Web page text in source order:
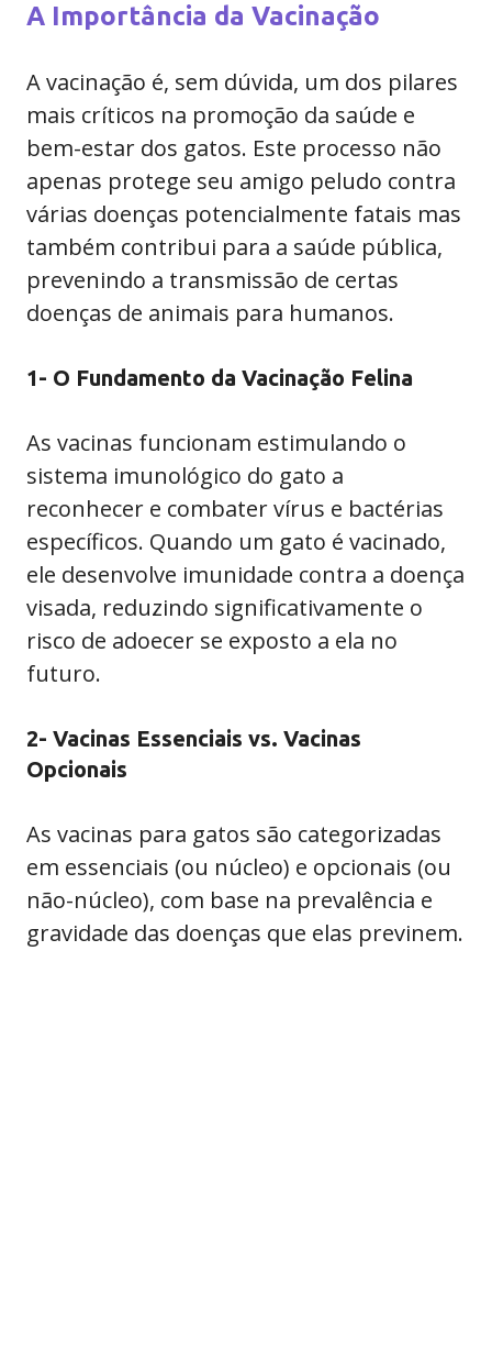
A Importância da Vacinação
A vacinação é, sem dúvida, um dos pilares
mais críticos na promoção da saúde e
bem-estar dos gatos. Este processo não
apenas protege seu amigo peludo contra
várias doenças potencialmente fatais mas
também contribui para a saúde pública,
prevenindo a transmissão de certas
doenças de animais para humanos.
1- O Fundamento da Vacinação Felina
As vacinas funcionam estimulando o
sistema imunológico do gato a
reconhecer e combater vírus e bactérias
específicos. Quando um gato é vacinado,
ele desenvolve imunidade contra a doença
visada, reduzindo significativamente o
risco de adoecer se exposto a ela no
futuro.
2- Vacinas Essenciais vs. Vacinas
Opcionais
As vacinas para gatos são categorizadas
em essenciais (ou núcleo) e opcionais (ou
não-núcleo), com base na prevalência e
gravidade das doenças que elas previnem.